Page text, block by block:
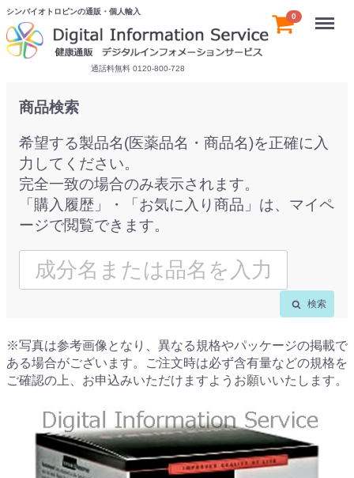
シンバイオトロピンの通販・個人輸入
通話料無料 0120-800-728
0 Menu
商品検索
希望する製品名(医薬品名・商品名)を正確に入
力してください。
完全一致の場合のみ表示されます。
「購入履歴」・「お気に入り商品」は、マイペ
ージで閲覧できます。
検索
※写真は参考画像となり、異なる規格やパッケージの掲載で
ある場合がございます。ご注文時は必ず含有量などの規格を
ご確認の上、お申込みいただけますようお願いいたします。